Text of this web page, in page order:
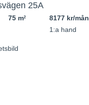
25A
75 m2
8177 kr/mån
1:a hand